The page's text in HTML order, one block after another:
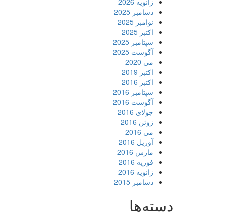
دسامبر 2025
نوامبر 2025
اکتبر 2025
سپتامبر 2025
آگوست 2025
می 2020
اکتبر 2019
اکتبر 2016
سپتامبر 2016
آگوست 2016
جولای 2016
ژوئن 2016
می 2016
آوریل 2016
مارس 2016
فوریه 2016
ژانویه 2016
دسامبر 2015
دسته‌ها